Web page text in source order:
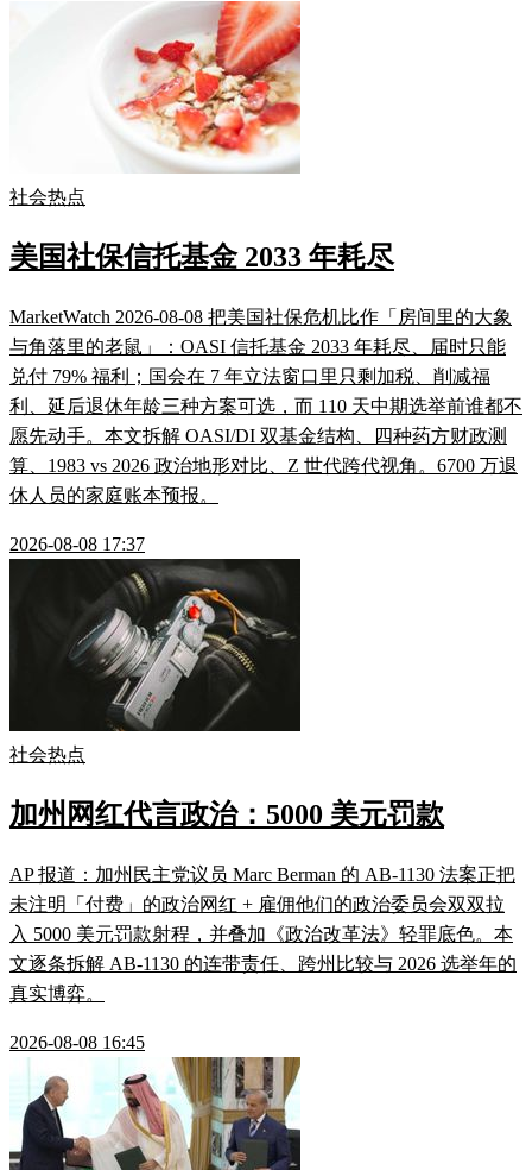
社会热点
美国社保信托基金 2033 年耗尽
MarketWatch 2026-08-08 把美国社保危机比作「房间里的大象
与角落里的老鼠」：OASI 信托基金 2033 年耗尽、届时只能
兑付 79% 福利；国会在 7 年立法窗口里只剩加税、削减福
利、延后退休年龄三种方案可选，而 110 天中期选举前谁都不
愿先动手。本文拆解 OASI/DI 双基金结构、四种药方财政测
算、1983 vs 2026 政治地形对比、Z 世代跨代视角。6700 万退
休人员的家庭账本预报。
2026-08-08 17:37
社会热点
加州网红代言政治：5000 美元罚款
AP 报道：加州民主党议员 Marc Berman 的 AB-1130 法案正把
未注明「付费」的政治网红 + 雇佣他们的政治委员会双双拉
入 5000 美元罚款射程，并叠加《政治改革法》轻罪底色。本
文逐条拆解 AB-1130 的连带责任、跨州比较与 2026 选举年的
真实博弈。
2026-08-08 16:45